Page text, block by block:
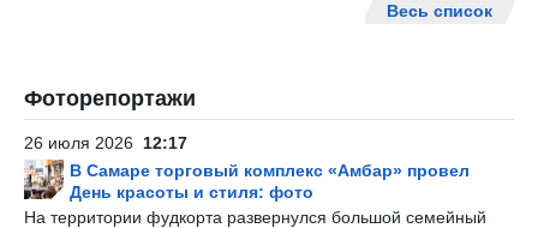
Весь список
Фоторепортажи
26 июля 2026 12:17
В Самаре торговый комплекс «Амбар» провел
День красоты и стиля: фото
На территории фудкорта развернулся большой семейный